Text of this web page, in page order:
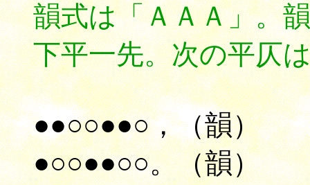
韻式は「ＡＡＡ」。
下平一先。次の平仄
●●○○●●○，（韻）
●○○●●○○。（韻）